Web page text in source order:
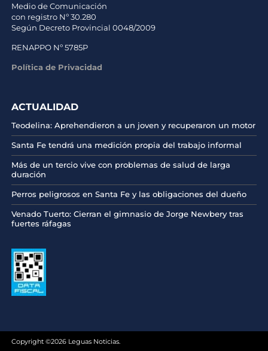
Medio de Comunicación
con registro Nº 30.280
Según Decreto Provincial 0048/2009
RENAPPO Nº 5785P
Política de Privacidad
ACTUALIDAD
Teodelina: Aprehendieron a un joven y recuperaron un motor
Santa Fe tendrá una medición propia del trabajo informal
Más de un tercio vive con problemas de salud de larga
duración
Perros peligrosos en Santa Fe y las obligaciones del dueño
Venado Tuerto: Cierran el gimnasio de Jorge Newbery tras
fuertes ráfagas
Copyright ©2026 Leguas Noticias.